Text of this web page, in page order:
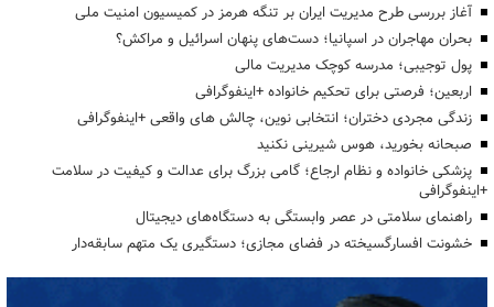
آغاز بررسی طرح مدیریت ایران بر تنگه هرمز در کمیسیون امنیت ملی
بحران مهاجران در اسپانیا؛ دست‌های پنهان اسرائیل و مراکش؟
پول توجیبی؛ مدرسه کوچک مدیریت مالی
اربعین؛ فرصتی برای تحکیم خانواده +اینفوگرافی
زندگی مجردی دختران؛ انتخابی نوین، چالش های واقعی +اینفوگرافی
صبحانه بخورید، هوس شیرینی نکنید
پزشکی خانواده و نظام ارجاع؛ گامی بزرگ برای عدالت و کیفیت در سلامت
+اینفوگرافی
راهنمای سلامتی در عصر وابستگی به دستگاه‌های دیجیتال
خشونت افسارگسیخته در فضای مجازی؛ دستگیری یک متهم سابقه‌دار